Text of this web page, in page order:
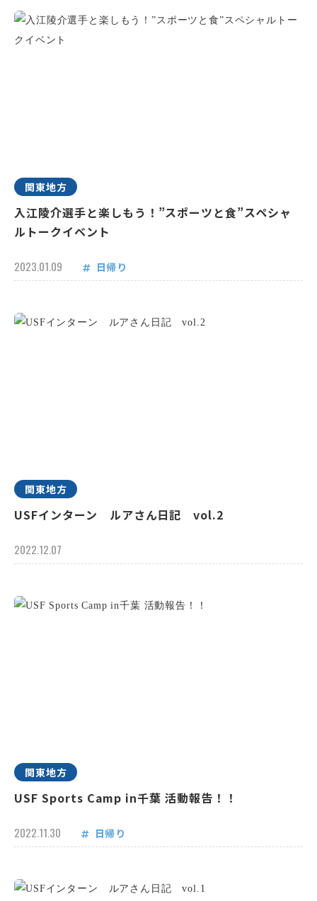
関東地方
入江陵介選手と楽しもう！”スポーツと食”スペシャ
ルトークイベント
2023.01.09 日帰り
関東地方
USFインターン ルアさん日記 vol.2
2022.12.07
関東地方
USF Sports Camp in千葉 活動報告！！
2022.11.30 日帰り